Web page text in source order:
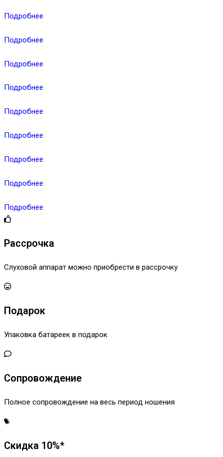
Подробнее
Подробнее
Подробнее
Подробнее
Подробнее
Подробнее
Подробнее
Подробнее
Подробнее
Рассрочка
Слуховой аппарат можно приобрести в рассрочку
Подарок
Упаковка батареек в подарок
Сопровождение
Полное сопровождение на весь период ношения
Скидка 10%*